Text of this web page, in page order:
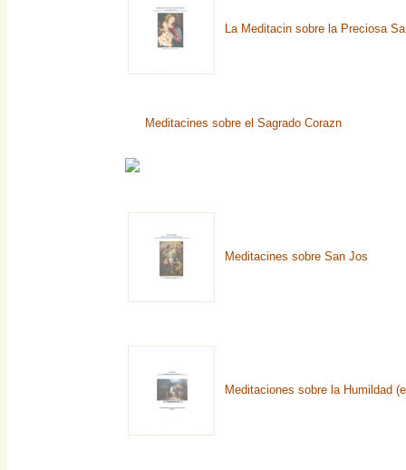
La Meditacin sobre la Preciosa
Meditacines sobre el Sagrado Corazn
Meditacines sobre San Jos
Meditaciones sobre la Humildad